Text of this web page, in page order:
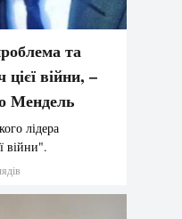
та
війни, –
Мендель
лідера
війни".